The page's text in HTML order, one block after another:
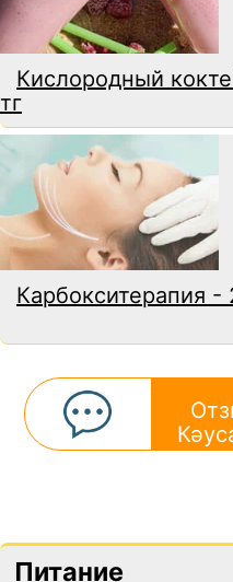
Кислородный
тг
Карбокситерапия -
Питание